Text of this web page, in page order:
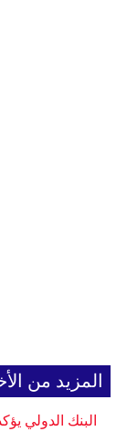
المزيد من
البنك الدولي